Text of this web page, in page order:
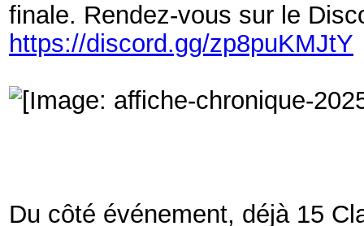
finale. Rendez-vous sur le
https://discord.gg/zp8puKMJtY
Du côté événement, déjà 15